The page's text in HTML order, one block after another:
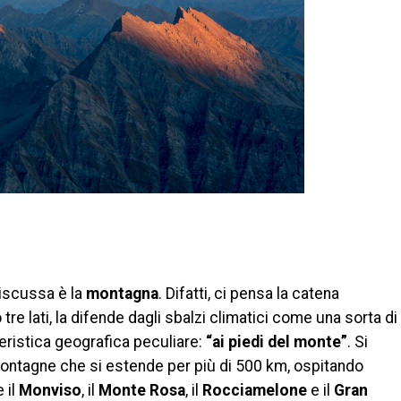
è la montagna. Difatti, ci pensa la catena
lati, la difende dagli sbalzi climatici come una sorta di
geografica peculiare: “ai piedi del monte”. Si
che si estende per più di 500 km, ospitando
il Monviso, il Monte Rosa, il Rocciamelone e il Gran